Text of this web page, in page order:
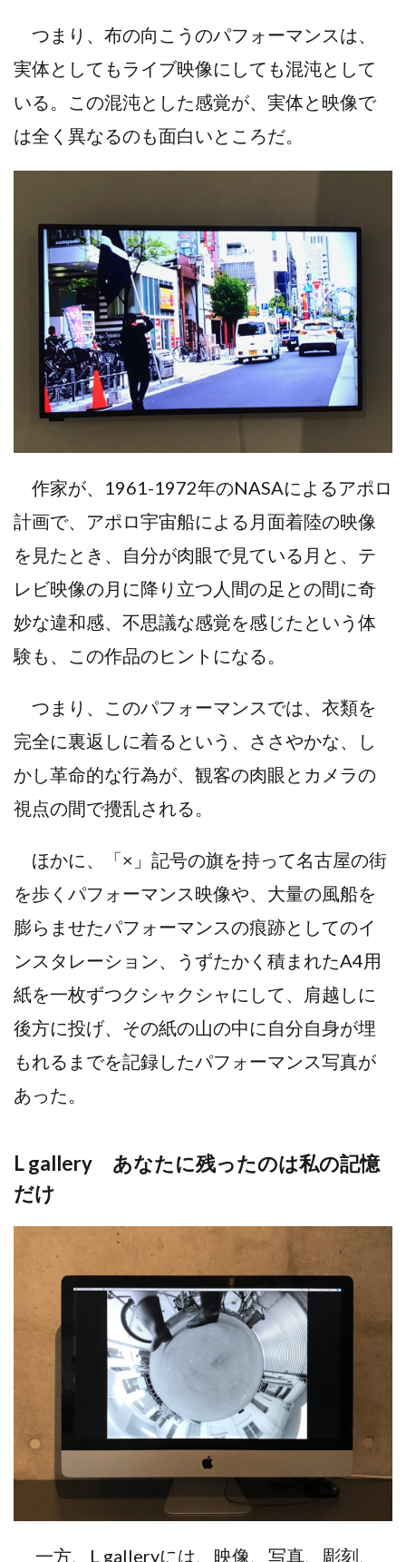
つまり、布の向こうのパフォーマンスは、
実体としてもライブ映像にしても混沌として
いる。この混沌とした感覚が、実体と映像で
は全く異なるのも面白いところだ。
作家が、1961-1972年のNASAによるアポロ
計画で、アポロ宇宙船による月面着陸の映像
を見たとき、自分が肉眼で見ている月と、テ
レビ映像の月に降り立つ人間の足との間に奇
妙な違和感、不思議な感覚を感じたという体
験も、この作品のヒントになる。
つまり、このパフォーマンスでは、衣類を
完全に裏返しに着るという、ささやかな、し
かし革命的な行為が、観客の肉眼とカメラの
視点の間で攪乱される。
ほかに、「×」記号の旗を持って名古屋の街
を歩くパフォーマンス映像や、大量の風船を
膨らませたパフォーマンスの痕跡としてのイ
ンスタレーション、うずたかく積まれたA4用
紙を一枚ずつクシャクシャにして、肩越しに
後方に投げ、その紙の山の中に自分自身が埋
もれるまでを記録したパフォーマンス写真が
あった。
L gallery あなたに残ったのは私の記憶
だけ
一方、L galleryには、映像、写真、彫刻、